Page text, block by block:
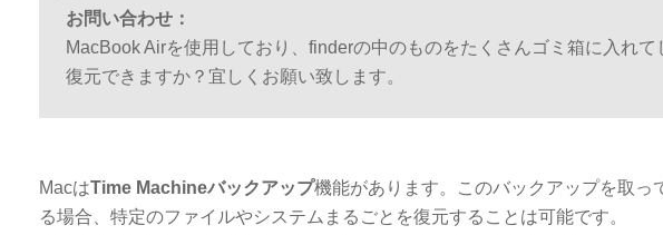
お問い合わせ：
MacBook Airを使用しており、finderの中のものをたくさんゴミ箱に入れ
復元できますか？宜しくお願い致します。
MacはTime Machineバックアップ機能があります。このバックアップを取っ
る場合、特定のファイルやシステムまるごとを復元することは可能です。